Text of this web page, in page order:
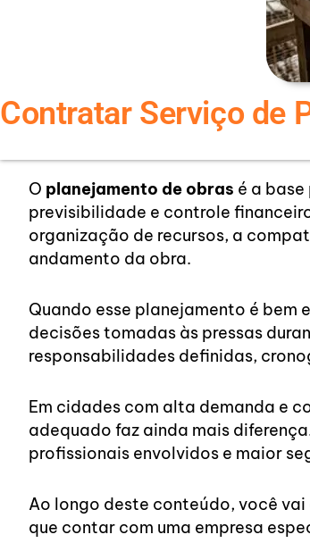
Contratar Serviço de
O planejamento de obras é a
previsibilidade e controle
organização de recursos, a
andamento da obra.
Quando esse planejamento é
decisões tomadas às pressas
responsabilidades definidas,
Em cidades com alta demanda e
adequado faz ainda mais
profissionais envolvidos e maior
Ao longo deste conteúdo, você
que contar com uma empresa